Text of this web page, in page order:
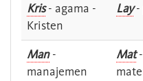
Kris- agama -
Kristen
Lay-
Man-
manajemen
Mat-